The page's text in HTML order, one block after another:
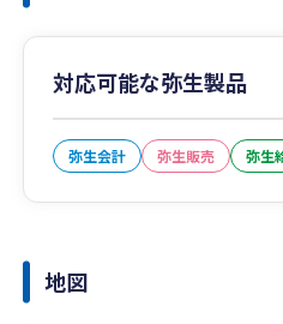
対応可能な弥生製品
弥生会計 弥生販売 弥生
地図